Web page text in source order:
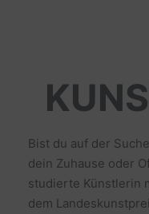
Bist du auf der
dein Zuhause oder
studierte Künstlerin
dem